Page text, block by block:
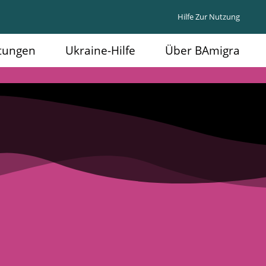
Hilfe Zur Nutzung
Ukraine-Hilfe Über BAmigra